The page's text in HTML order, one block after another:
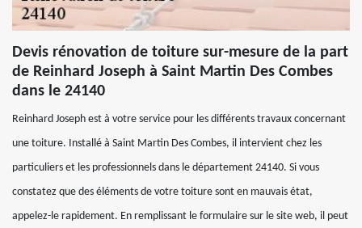
Devis rénovation de toiture sur-mesure de la part
de Reinhard Joseph à Saint Martin Des Combes
dans le 24140
Reinhard Joseph est à votre service pour les différents travaux concernant
une toiture. Installé à Saint Martin Des Combes, il intervient chez les
particuliers et les professionnels dans le département 24140. Si vous
constatez que des éléments de votre toiture sont en mauvais état,
appelez-le rapidement. En remplissant le formulaire sur le site web, il peut